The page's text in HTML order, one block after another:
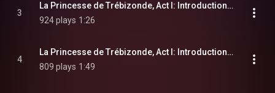
3
La Princesse de Trébizonde, Act I: Introduction 'Ce chateau mis en loterie' (Chorus)
924 plays 1:26
4
La Princesse de Trébizonde, Act I: Introduction 'Messieurs, pretez-moi vos oreilles' (Tremolini, chorus)
809 plays 1:49